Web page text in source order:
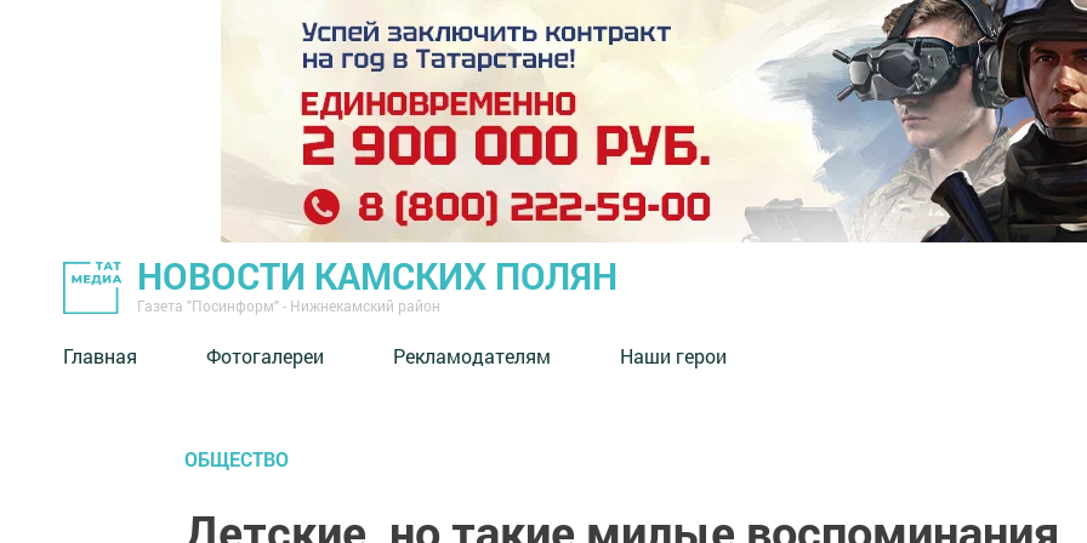
НОВОСТИ КАМСКИХ ПОЛЯН
Газета "Посинформ" - Нижнекамский район
Главная Фотогалереи Рекламодателям Наши герои
ОБЩЕСТВО
Детские, но такие милые воспоминания